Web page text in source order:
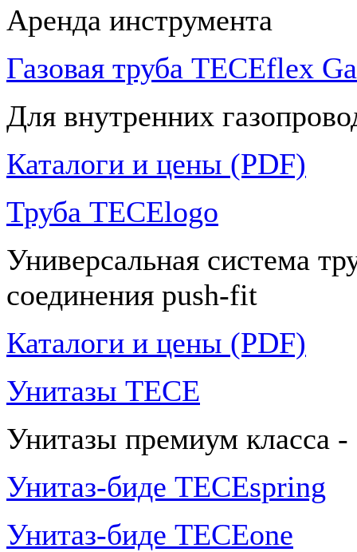
Аренда инструмента
Газовая труба TECEflex
Для внутренних
Каталоги и цены (PDF)
Труба TECElogo
Универсальная система
соединения push-fit
Каталоги и цены (PDF)
Унитазы TECE
Унитазы премиум класса -
Унитаз-биде TECEspring
Унитаз-биде TECEone